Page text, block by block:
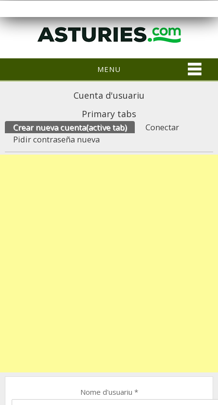
MENU
Cuenta d'usuariu
Primary tabs
Crear nueva cuenta(active tab)
Conectar
Pidir contraseña nueva
Nome d'usuariu *